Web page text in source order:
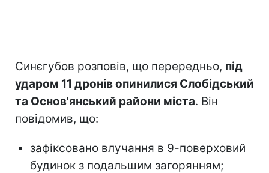
Синєгубов розповів, що перередньо, під
ударом 11 дронів опинилися Слобідський
та Основ'янський райони міста. Він
повідомив, що:
зафіксовано влучання в 9-поверховий
будинок з подальшим загорянням;